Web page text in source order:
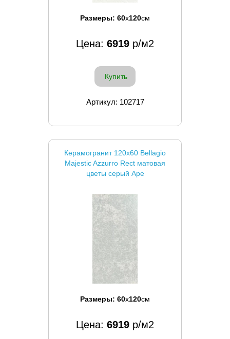
Размеры: 60x120см
Цена: 6919 р/м2
Купить
Артикул: 102717
Керамогранит 120x60 Bellagio
Majestic Azzurro Rect матовая
цветы серый Ape
Размеры: 60x120см
Цена: 6919 р/м2